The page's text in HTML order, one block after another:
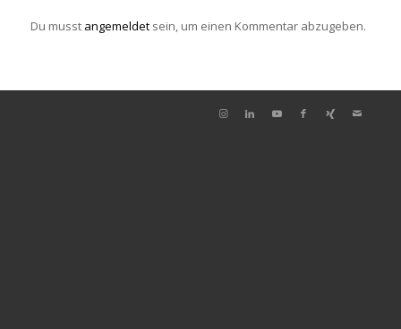
Du musst angemeldetsein, um einen Kommentar abzugeben.